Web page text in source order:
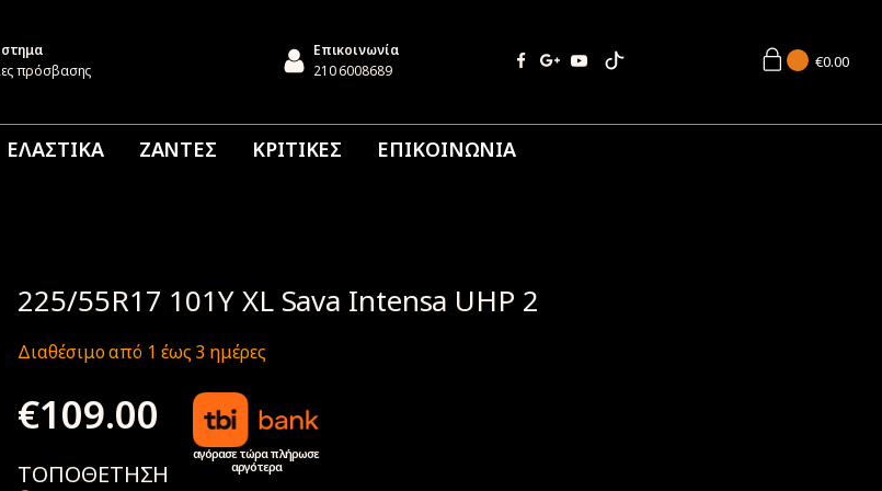
πρόσβασης
Επικοινωνία
210 6008689
€0.00
ΕΛΑΣΤΙΚΑ ΖΑΝΤΕΣ ΚΡΙΤΙΚΕΣ ΕΠΙΚΟΙΝΩΝΙΑ
225/55R17 101Y XL Sava Intensa UHP 2
Διαθέσιμο από 1 έως 3 ημέρες
€109.00
αγόρασε τώρα πλήρωσε
αργότερα
ΤΟΠΟΘΕΤΗΣΗ